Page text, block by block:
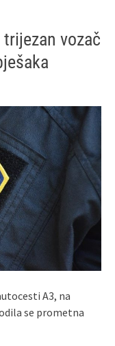
vozač
A3, na
se prometna